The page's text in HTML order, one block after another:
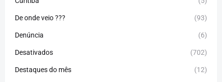
De onde veio ??? (93)
Denúncia (6)
Desativados (702)
Destaques do mês (12)